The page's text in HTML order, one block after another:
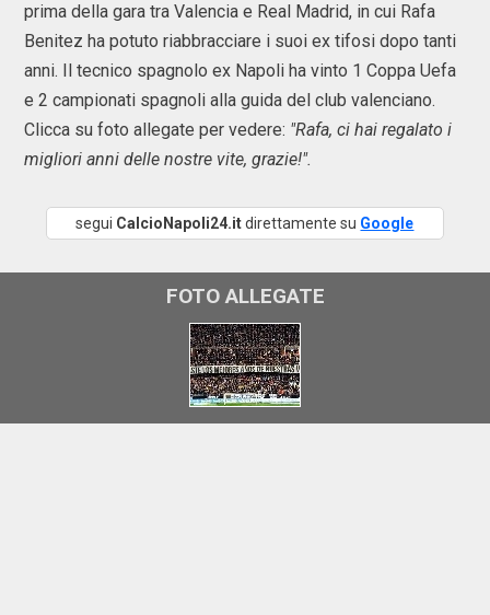
prima della gara tra Valencia e Real Madrid, in cui Rafa
Benitez ha potuto riabbracciare i suoi ex tifosi dopo tanti
anni. Il tecnico spagnolo ex Napoli ha vinto 1 Coppa Uefa
e 2 campionati spagnoli alla guida del club valenciano.
Clicca su foto allegate per vedere: "Rafa, ci hai regalato i
migliori anni delle nostre vite, grazie!".
segui CalcioNapoli24.itdirettamente su Google
FOTO ALLEGATE